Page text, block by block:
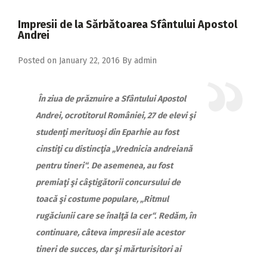
2017
Impresii de la Sărbătoarea Sfântului Apostol
Andrei
Posted on January 22, 2016 By admin
În ziua de prăznuire a Sfântului Apostol
Andrei, ocrotitorul României, 27 de elevi şi
studenţi merituoşi din Eparhie au fost
cinstiţi cu distincţia „Vrednicia andreiană
pentru tineri“. De asemenea, au fost
premiaţi şi câştigătorii concursului de
toacă şi costume populare, „Ritmul
rugăciunii care se înalţă la cer“. Redăm, în
continuare, câteva impresii ale acestor
tineri de succes, dar şi mărturisitori ai